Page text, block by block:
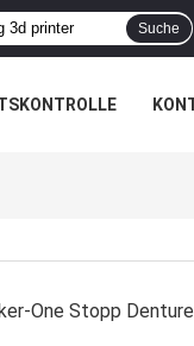
Suche
One Stopp